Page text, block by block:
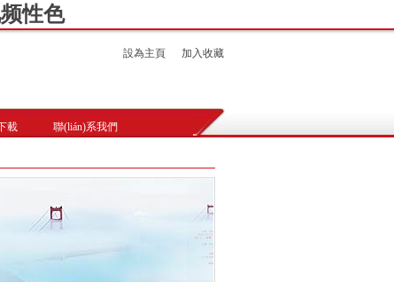
性色
設為主頁 加入收藏
載 聯(lián)系我們